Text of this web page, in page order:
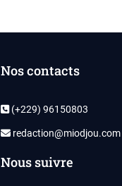
Nos contacts
(+229) 96150803
redaction@miodjou.com
Nous suivre